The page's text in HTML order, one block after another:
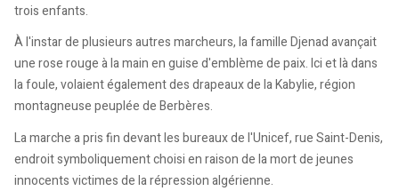
trois enfants.
À l'instar de plusieurs autres marcheurs, la famille Djenad avançait
une rose rouge à la main en guise d'emblème de paix. Ici et là dans
la foule, volaient également des drapeaux de la Kabylie, région
montagneuse peuplée de Berbères.
La marche a pris fin devant les bureaux de l'Unicef, rue Saint-Denis,
endroit symboliquement choisi en raison de la mort de jeunes
innocents victimes de la répression algérienne.